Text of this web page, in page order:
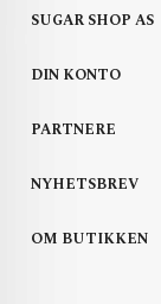
SUGAR SHOP AS
DIN KONTO
PARTNERE
NYHETSBREV
OM BUTIKKEN